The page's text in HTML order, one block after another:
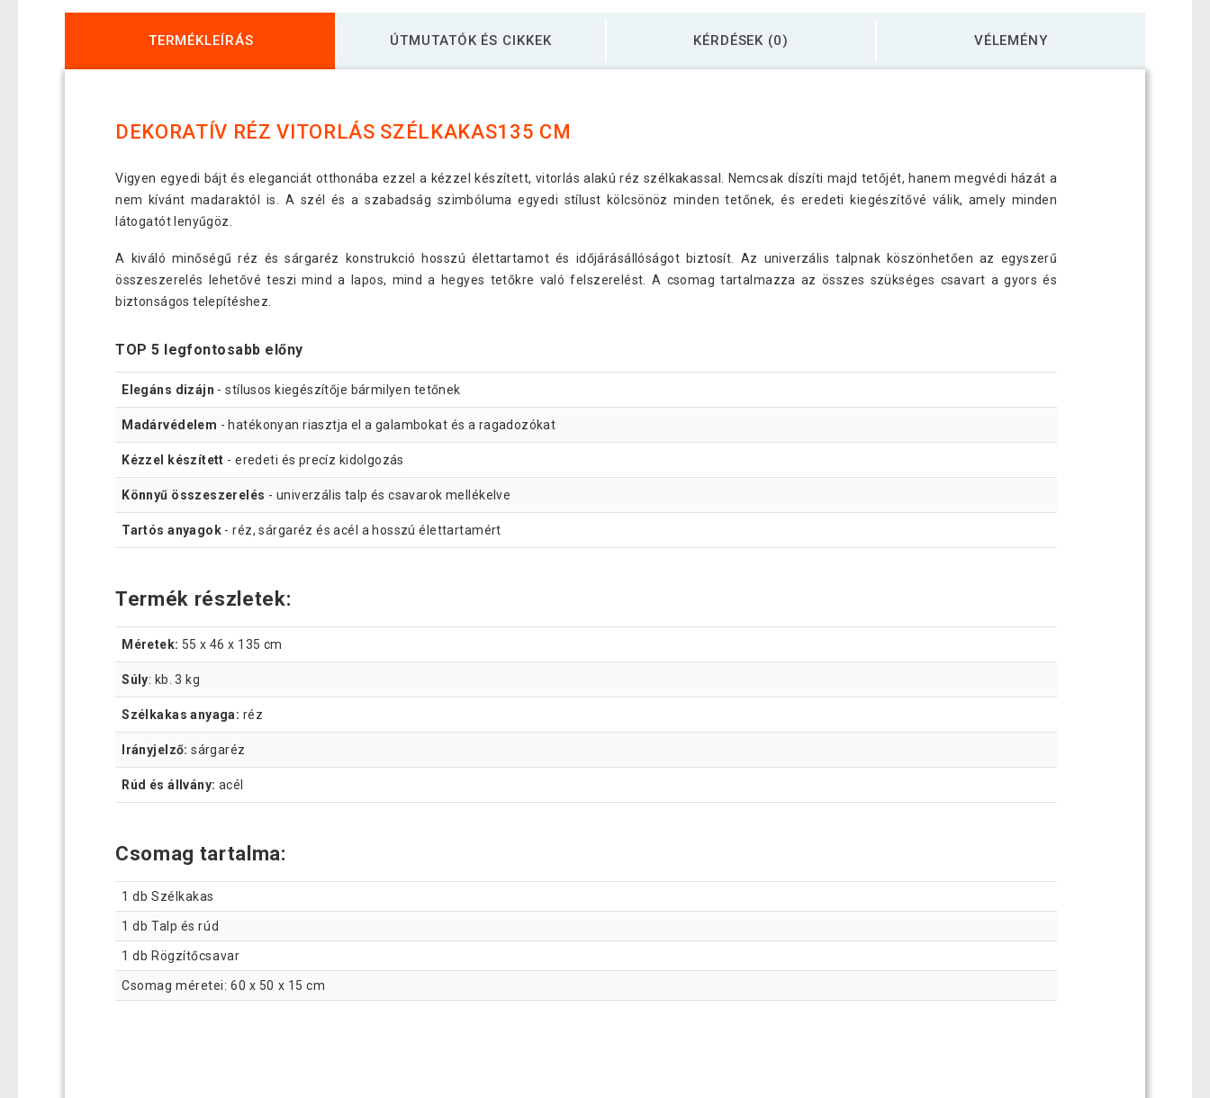
TERMÉKLEÍRÁS ÚTMUTATÓK ÉS CIKKEK KÉRDÉSEK (0) VÉLEMÉNY
DEKORATÍV RÉZ VITORLÁS SZÉLKAKAS135 CM
Vigyen egyedi bájt és eleganciát otthonába ezzel a kézzel készített, vitorlás alakú réz szélkakassal. Nemcsak díszíti majd tetőjét, hanem megvédi házát a
nem kívánt madaraktól is. A szél és a szabadság szimbóluma egyedi stílust kölcsönöz minden tetőnek, és eredeti kiegészítővé válik, amely minden
látogatót lenyűgöz.
A kiváló minőségű réz és sárgaréz konstrukció hosszú élettartamot és időjárásállóságot biztosít. Az univerzális talpnak köszönhetően az egyszerű
összeszerelés lehetővé teszi mind a lapos, mind a hegyes tetőkre való felszerelést. A csomag tartalmazza az összes szükséges csavart a gyors és
biztonságos telepítéshez.
TOP 5 legfontosabb előny
Elegáns dizájn - stílusos kiegészítője bármilyen tetőnek
Madárvédelem - hatékonyan riasztja el a galambokat és a ragadozókat
Kézzel készített - eredeti és precíz kidolgozás
Könnyű összeszerelés - univerzális talp és csavarok mellékelve
Tartós anyagok - réz, sárgaréz és acél a hosszú élettartamért
Termék részletek:
Méretek: 55 x 46 x 135 cm
Súly: kb. 3 kg
Szélkakas anyaga: réz
Irányjelző: sárgaréz
Rúd és állvány: acél
Csomag tartalma:
1 db Szélkakas
1 db Talp és rúd
1 db Rögzítőcsavar
Csomag méretei: 60 x 50 x 15 cm